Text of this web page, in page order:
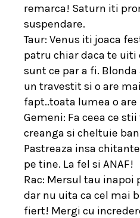
remarca! Saturn iti
suspendare.
Taur: Venus iti joaca
patru chiar daca te uiti
sunt ce par a fi.
un travestit si o are
fapt..toata lumea o
Gemeni: Fa ceea ce
creanga si cheltuie
Pastreaza insa
pe tine. La fel si ANAF!
Rac: Mersul tau inapoi
dar nu uita ca cel mai
fiert! Mergi cu